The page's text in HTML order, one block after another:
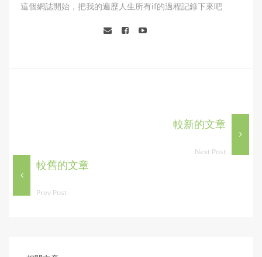
這個網誌開始，把我的遍歷人生所有if的過程記錄下來吧
較新的文章
Next Post
較舊的文章
Prev Post